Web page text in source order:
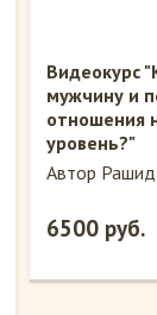
Видеокурс
мужчину и
отношения
уровень?"
Автор
6500 руб.